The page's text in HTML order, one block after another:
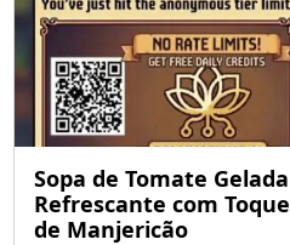
Sopa de Tomate Gelada
Refrescante com Toque
de Manjericão